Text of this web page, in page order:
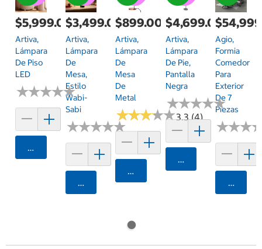
$5,999.00
Artiva,
Lámpara
De Piso
LED
★★★★★
★★★★★
Agregar
$3,499.00
Artiva,
Lámpara
De
Mesa,
Estilo
Wabi-
Sabi
★★★★★
★★★★★
Agregar
$899.00
Artiva,
Lámpara
De
Mesa
De
Metal
★★★★★
★★★★★3.3 (4)
Agregar
$4,699.00
Artiva,
Lámpara
De Pie,
Pantalla
Negra
★★★★★
★★★★★
Agregar
Agio,
Formia
Comedor
Para
Exterior
De 7
Piezas
★★★
★★★